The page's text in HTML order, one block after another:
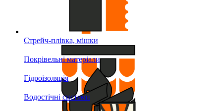
Стрейч-плівка, мішки
Покрівельні матеріали
Гідроізоляція
Водостічні системи